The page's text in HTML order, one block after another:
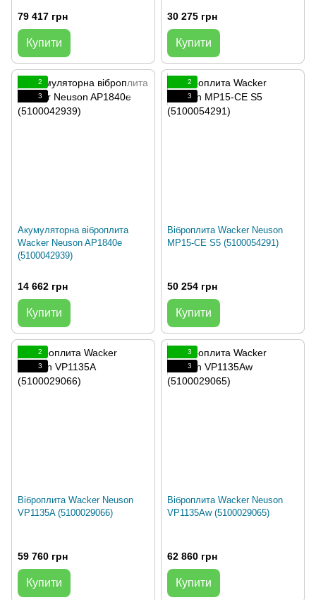
79 417 грн
Купити
30 275 грн
Купити
2
3
Акумуляторна віброплита
Wacker Neuson AP1840e
(5100042939)
14 662 грн
Купити
2
3
Віброплита Wacker Neuson
MP15-CE S5 (5100054291)
50 254 грн
Купити
2
3
Віброплита Wacker Neuson
VP1135A (5100029066)
59 760 грн
Купити
3
3
Віброплита Wacker Neuson
VP1135Aw (5100029065)
62 860 грн
Купити